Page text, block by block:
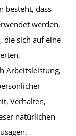
besteht, dass
werden,
die sich auf eine
Arbeitsleistung,
Verhalten,
natürlichen